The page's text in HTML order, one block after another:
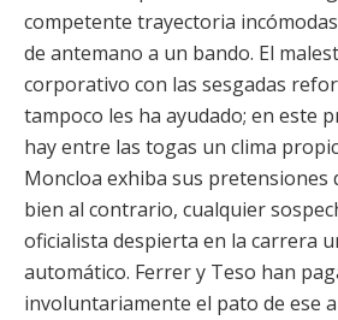
competente trayectoria
de antemano a un bando. El
corporativo con las sesgadas
tampoco les ha ayudado; en este
hay entre las togas un clima
Moncloa exhiba sus pretensiones
bien al contrario, cualquier
oficialista despierta en la carrera
automático. Ferrer y Teso han
involuntariamente el pato de ese